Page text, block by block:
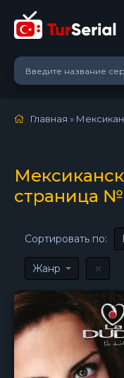
Главная »
страница
Сортировать по:
Жанр